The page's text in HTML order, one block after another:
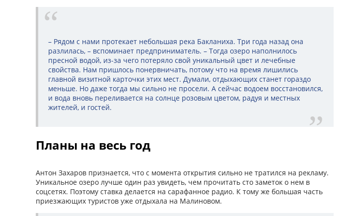
– Рядом с нами протекает небольшая река Бакланиха. Три года назад она
разлилась, – вспоминает предприниматель. – Тогда озеро наполнилось
пресной водой, из-за чего потеряло свой уникальный цвет и лечебные
свойства. Нам пришлось понервничать, потому что на время лишились
главной визитной карточки этих мест. Думали, отдыхающих станет гораздо
меньше. Но даже тогда мы сильно не просели. А сейчас водоем восстановился,
и вода вновь переливается на солнце розовым цветом, радуя и местных
жителей, и гостей.
Планы на весь год
Антон Захаров признается, что с момента открытия сильно не тратился на рекламу.
Уникальное озеро лучше один раз увидеть, чем прочитать сто заметок о нем в
соцсетях. Поэтому ставка делается на сарафанное радио. К тому же большая часть
приезжающих туристов уже отдыхала на Малиновом.